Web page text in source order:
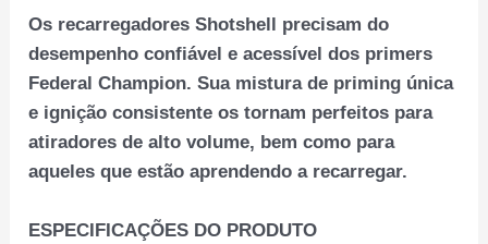
Os recarregadores Shotshell precisam do
desempenho confiável e acessível dos primers
Federal Champion. Sua mistura de priming única
e ignição consistente os tornam perfeitos para
atiradores de alto volume, bem como para
aqueles que estão aprendendo a recarregar.
ESPECIFICAÇÕES DO PRODUTO